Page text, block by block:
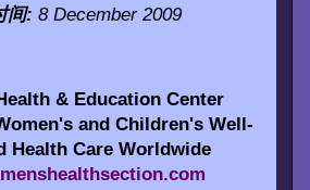
间: 8 December 2009
& Education Center
and Children's Well-
Health Care Worldwide